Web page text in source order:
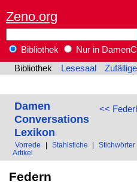
Zeno.org
Bibliothek
Nur in
Bibliothek
Lesesaal
<<
Damen
Conversations
Lexikon
Vorrede Stahlstiche Stichwörter
Artikel
Federn